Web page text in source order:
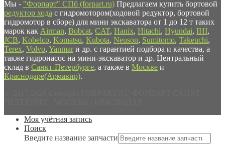
Мы - "Форпарт" СПб (forpart.ru) Предлагаем купить бортовой
редуктор хода с гидромотором(ходовой редуктор, бортовой
гидромотор в сборе) для мини экскаватора от 1 до 12 т таких
марок как Airman, Bobcat, CAT, Hanix, Hitachi, Hyundai, IHI,
JCB, Kobelco, Komatsu, Kubota, Neuson, Sumitomo, Takeuchi,
Terex, Volvo, Yanmar и др. с гарантией подбора и качества, а
также гидронасос на мини-экскаватор и др. Центральный
склад в Санкт-Петербурге, а также в Москве и
Краснодаре(Армавир).
Моя учётная запись
Поиск
Введите название запчасти